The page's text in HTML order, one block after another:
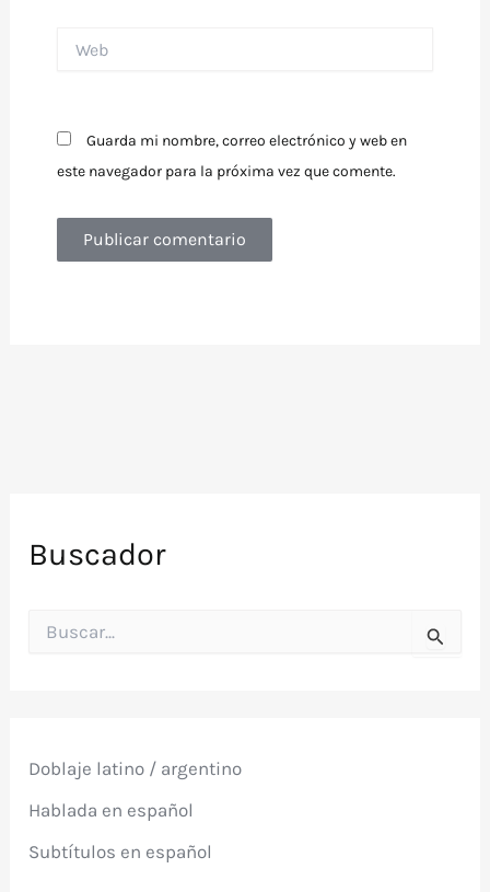
Guarda mi nombre, correo electrónico y web en
este navegador para la próxima vez que comente.
Buscador
o
:
Doblaje latino / argentino
Hablada en español
Subtítulos en español